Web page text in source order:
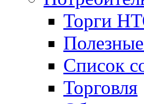
Торги
Список
Торговля